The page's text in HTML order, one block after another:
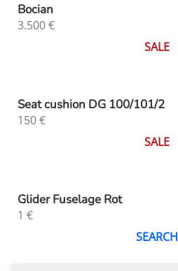
Bocian
3.500€
SALE
Seat cushion DG 100/101/2
150€
SALE
Glider Fuselage Rot
1 €
SEARCH